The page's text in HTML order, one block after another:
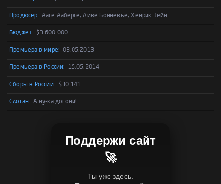
Продюсер: Ааге Ааберге, Ливе Бонневье, Хенрик Зейн
Бюджет: $3 600 000
Премьера в мире: 03.05.2013
Премьера в России: 15.05.2014
Сборы в России: $30 141
Слоган: А ну-ка догони!
Поддержи сайт
🚀
Ты уже здесь.